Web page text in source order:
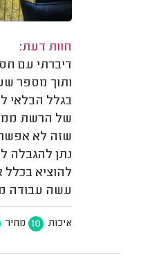
חוות דעת:
דיברתי עם
ותוך מספר
בגלל הבלאי
של הרשת
שזה לא
נתן להגבלה
להוציא
עשה עבודה
איכות 10 מחיר